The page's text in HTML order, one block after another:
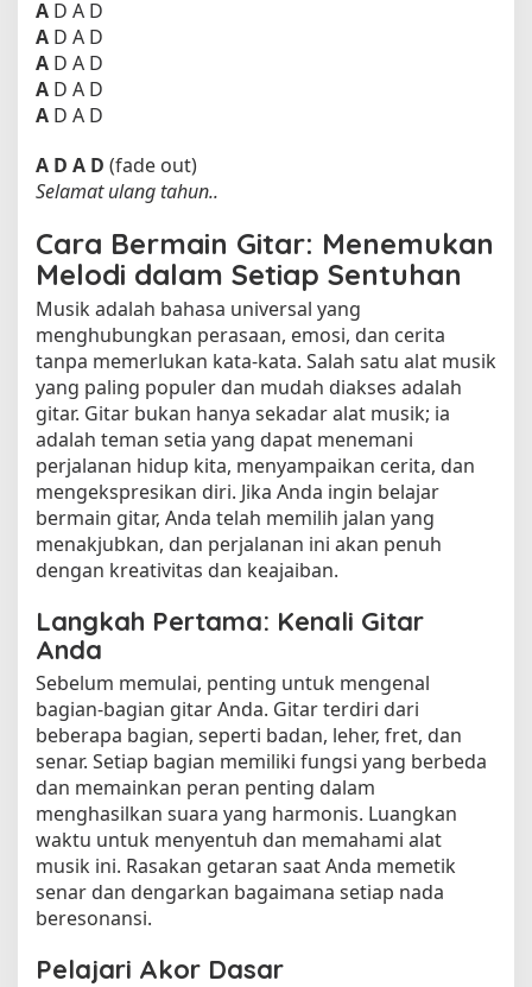
A D A D
A D A D
A D A D
A D A D
A D A D
A D A D (fade out)
Selamat ulang tahun..
Cara Bermain Gitar: Menemukan
Melodi dalam Setiap Sentuhan
Musik adalah bahasa universal yang
menghubungkan perasaan, emosi, dan cerita
tanpa memerlukan kata-kata. Salah satu alat musik
yang paling populer dan mudah diakses adalah
gitar. Gitar bukan hanya sekadar alat musik; ia
adalah teman setia yang dapat menemani
perjalanan hidup kita, menyampaikan cerita, dan
mengekspresikan diri. Jika Anda ingin belajar
bermain gitar, Anda telah memilih jalan yang
menakjubkan, dan perjalanan ini akan penuh
dengan kreativitas dan keajaiban.
Langkah Pertama: Kenali Gitar
Anda
Sebelum memulai, penting untuk mengenal
bagian-bagian gitar Anda. Gitar terdiri dari
beberapa bagian, seperti badan, leher, fret, dan
senar. Setiap bagian memiliki fungsi yang berbeda
dan memainkan peran penting dalam
menghasilkan suara yang harmonis. Luangkan
waktu untuk menyentuh dan memahami alat
musik ini. Rasakan getaran saat Anda memetik
senar dan dengarkan bagaimana setiap nada
beresonansi.
Pelajari Akor Dasar